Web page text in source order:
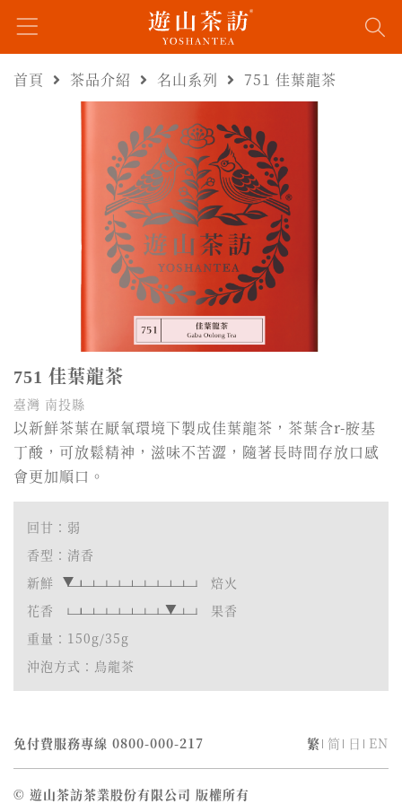
首頁 茶品介紹 名山系列 751 佳葉龍茶
751 佳葉龍茶
臺灣 南投縣
以新鮮茶葉在厭氧環境下製成佳葉龍茶，茶葉含r-胺基
丁酸，可放鬆精神，滋味不苦澀，隨著長時間存放口感
會更加順口。
回甘：弱
香型：清香
新鮮
焙火
花香
果香
重量：150g/35g
沖泡方式：烏龍茶
免付費服務專線 0800-000-217 繁 简 日 EN
© 遊山茶訪茶業股份有限公司 版權所有